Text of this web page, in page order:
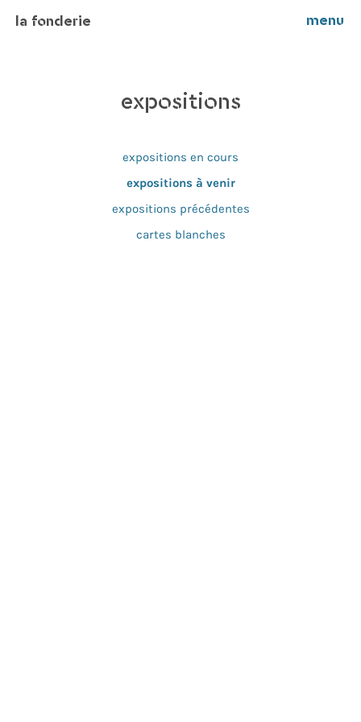
la fonderie menu
expositions
expositions en cours
expositions à venir
expositions précédentes
cartes blanches